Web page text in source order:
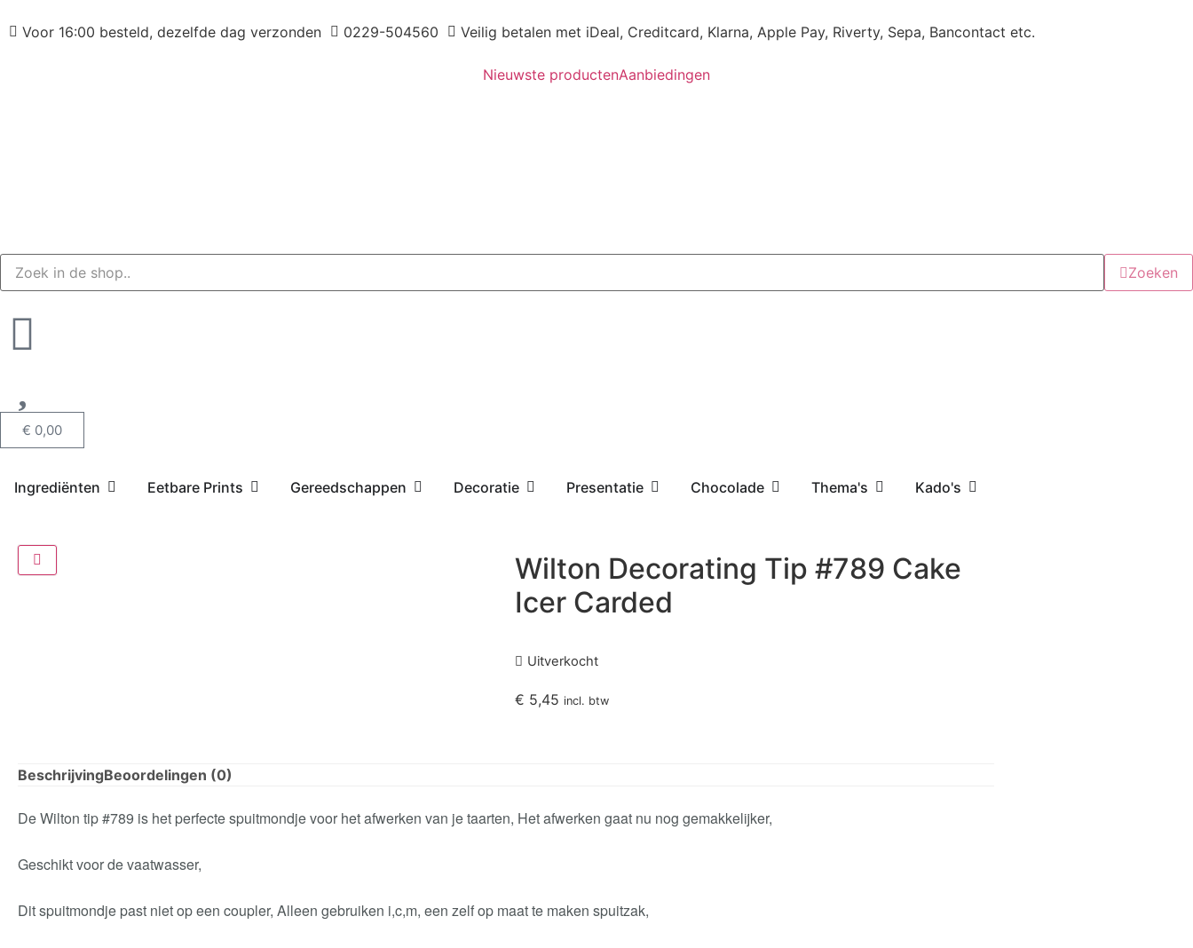
Voor 16:00 besteld, dezelfde dag verzonden 0229-504560 Veilig betalen met iDeal, Creditcard, Klarna, Apple Pay, Riverty, Sepa, Bancontact etc.
Nieuwste productenAanbiedingen
Zoeken
€ 0,00
Ingrediënten Eetbare Prints Gereedschappen Decoratie Presentatie Chocolade Thema's Kado's
Wilton Decorating Tip #789 Cake
Icer Carded
Uitverkocht
€ 5,45 incl. btw
BeschrijvingBeoordelingen (0)
De Wilton tip #789 is het perfecte spuitmondje voor het afwerken van je taarten, Het afwerken gaat nu nog gemakkelijker,
Geschikt voor de vaatwasser,
Dit spuitmondje past niet op een coupler, Alleen gebruiken i,c,m, een zelf op maat te maken spuitzak,